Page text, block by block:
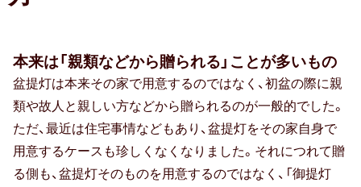
金婚式
銀婚式
季節のギフト
本来は「親類などから贈られる」ことが多いもの
盆提灯は本来その家で用意するのではなく、初盆の際に親
類や故人と親しい方などから贈られるのが一般的でした。
ただ、最近は住宅事情などもあり、盆提灯をその家自身で
用意するケースも珍しくなくなりました。それにつれて贈
る側も、盆提灯そのものを用意するのではなく、「御提灯